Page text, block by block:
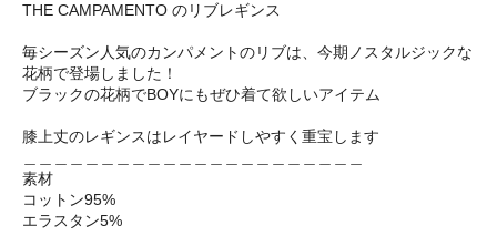
THE CAMPAMENTO のリブレギンス
毎シーズン人気のカンパメントのリブは、今期ノスタルジックな
花柄で登場しました！
ブラックの花柄でBOYにもぜひ着て欲しいアイテム
膝上丈のレギンスはレイヤードしやすく重宝します
素材
コットン95%
エラスタン5%